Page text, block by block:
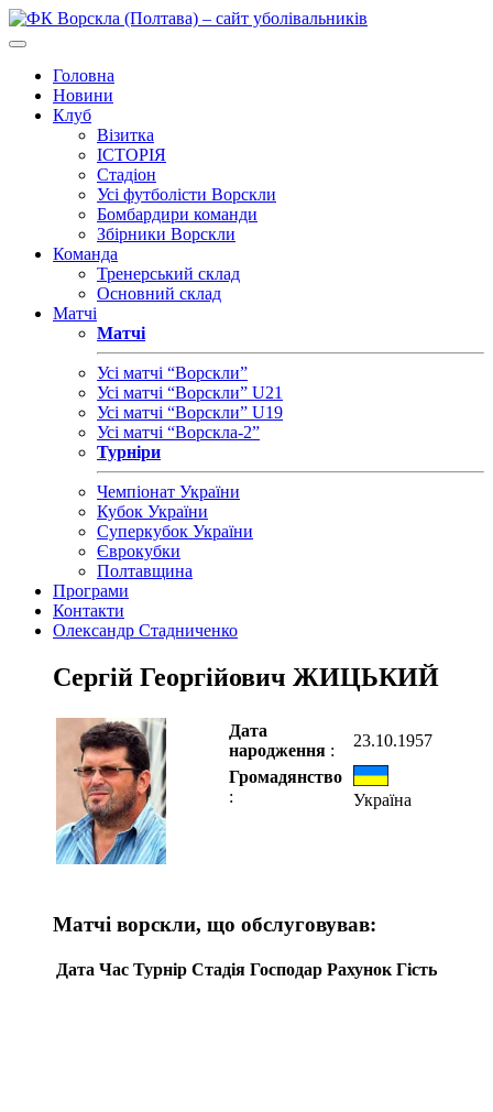
Головна
Новини
Клуб
Візитка
ІСТОРІЯ
Стадіон
Усі футболісти Ворскли
Бомбардири команди
Збірники Ворскли
Команда
Тренерський склад
Основний склад
Матчі
Матчі
Усі матчі “Ворскли”
Усі матчі “Ворскли” U21
Усі матчі “Ворскли” U19
Усі матчі “Ворскла-2”
Турніри
Чемпіонат України
Кубок України
Суперкубок України
Єврокубки
Полтавщина
Програми
Контакти
Олександр Стадниченко
Сергій Георгійович ЖИЦЬКИЙ
Дата
народження :
23.10.1957
Громадянство
:
Україна
Матчі ворскли, що обслуговував:
Дата Час Турнір Стадія Господар Рахунок Гість